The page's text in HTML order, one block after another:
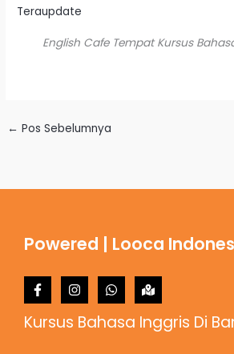
Teraupdate
English Cafe Tempat Kursus
← Pos Sebelumnya
Powered | Looca
Kursus Bahasa Inggris Di